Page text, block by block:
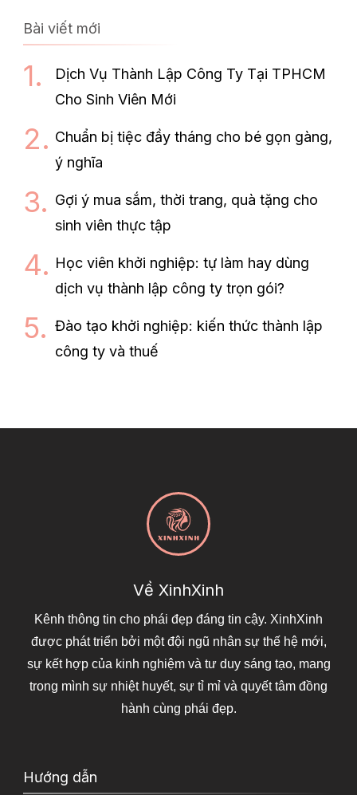
Bài viết mới
Dịch Vụ Thành Lập Công Ty Tại TPHCM
Cho Sinh Viên Mới
Chuẩn bị tiệc đầy tháng cho bé gọn gàng,
ý nghĩa
Gợi ý mua sắm, thời trang, quà tặng cho
sinh viên thực tập
Học viên khởi nghiệp: tự làm hay dùng
dịch vụ thành lập công ty trọn gói?
Đào tạo khởi nghiệp: kiến thức thành lập
công ty và thuế
Về XinhXinh
Kênh thông tin cho phái đẹp đáng tin cậy. XinhXinh
được phát triển bởi một đội ngũ nhân sự thế hệ mới,
sự kết hợp của kinh nghiệm và tư duy sáng tạo, mang
trong mình sự nhiệt huyết, sự tỉ mỉ và quyết tâm đồng
hành cùng phái đẹp.
Hướng dẫn